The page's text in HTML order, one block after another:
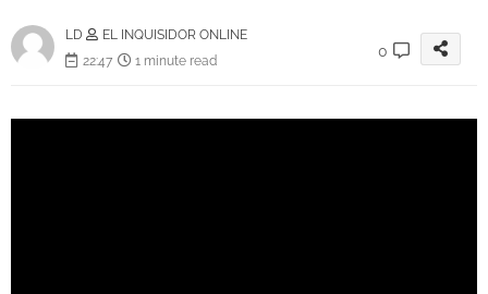
LD
EL INQUISIDOR ONLINE
22:47
1 minute read
0